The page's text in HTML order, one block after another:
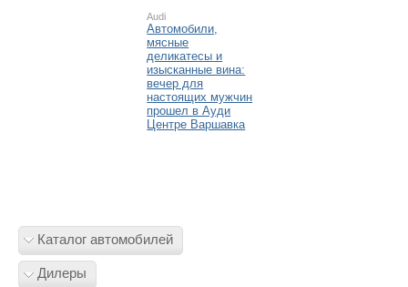
Audi
Автомобили,
мясные
деликатесы и
изысканные вина:
вечер для
настоящих мужчин
прошел в Ауди
Центре Варшавка
Каталог автомобилей
Дилеры